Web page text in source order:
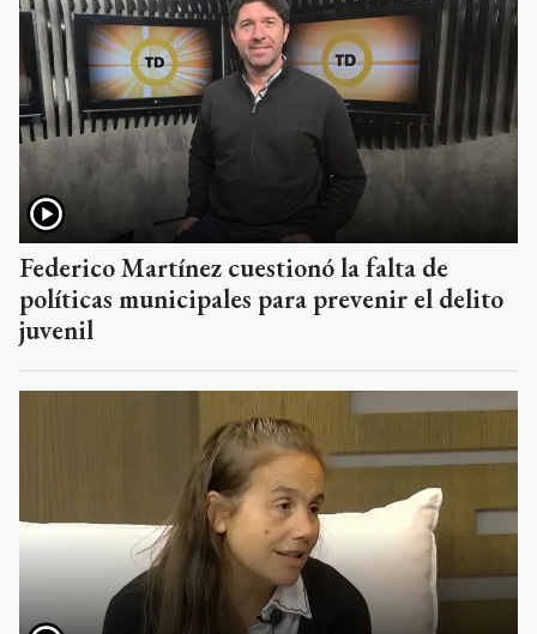
Federico Martínez cuestionó la falta de
políticas municipales para prevenir el delito
juvenil